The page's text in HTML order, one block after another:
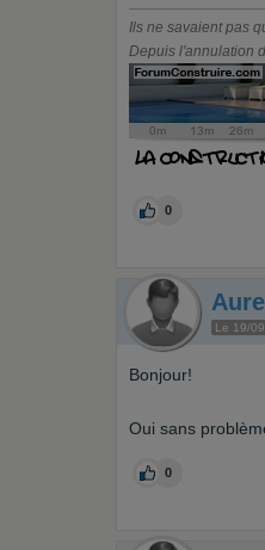
Ils ne savaient pas
Depuis l'annulation
0
Le 19/
Bonjour!
Oui sans
0